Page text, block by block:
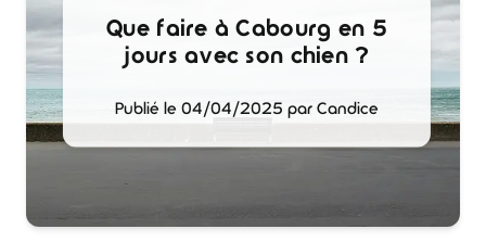
Que faire à Cabourg en 5
jours avec son chien ?
Publié le 04/04/2025 par Candice